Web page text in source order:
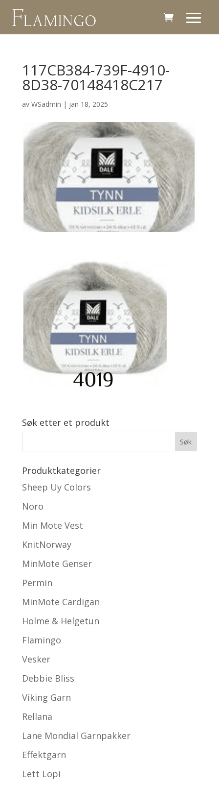
117CB384-739F-4910-
8D38-70148418C217
av WSadmin | jan 18, 2025
Søk etter et produkt
Produktkategorier
Sheep Uy Colors
Noro
Min Mote Vest
KnitNorway
MinMote Genser
Permin
MinMote Cardigan
Holme & Helgetun
Flamingo
Vesker
Debbie Bliss
Viking Garn
Rellana
Lane Mondial Garnpakker
Effektgarn
Lett Lopi